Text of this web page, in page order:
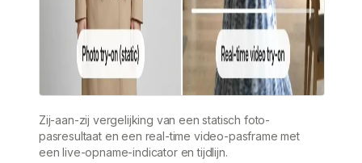
Zij-aan-zij vergelijking van een statisch foto-
pasresultaat en een real-time video-pasframe met
een live-opname-indicator en tijdlijn.